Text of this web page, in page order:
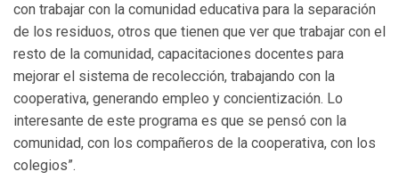
con trabajar con la comunidad educativa para la separación
de los residuos, otros que tienen que ver que trabajar con el
resto de la comunidad, capacitaciones docentes para
mejorar el sistema de recolección, trabajando con la
cooperativa, generando empleo y concientización. Lo
interesante de este programa es que se pensó con la
comunidad, con los compañeros de la cooperativa, con los
colegios”.